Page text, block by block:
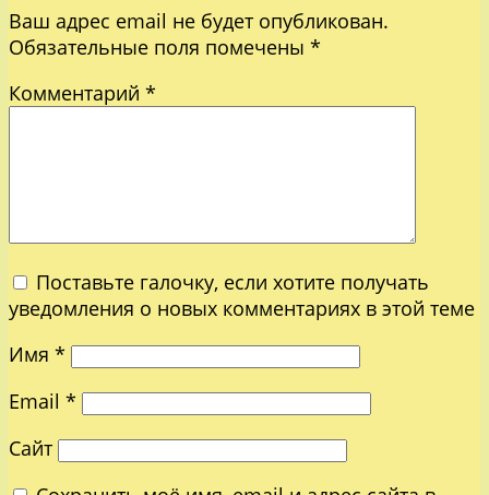
Ваш адрес email не будет опубликован.
Обязательные поля помечены *
Комментарий *
Поставьте галочку, если хотите получать
уведомления о новых комментариях в этой теме
Имя *
Email *
Сайт